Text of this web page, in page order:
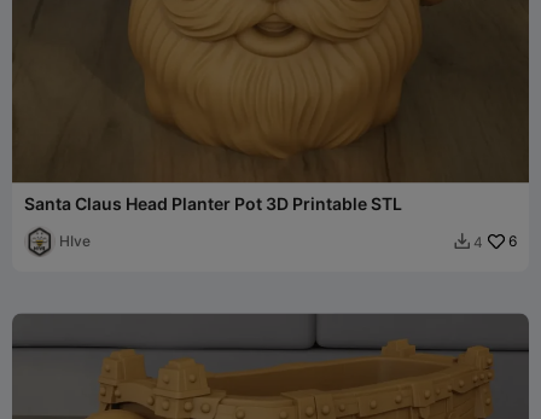
Santa Claus Head Planter Pot 3D Printable STL
HIve  4 6